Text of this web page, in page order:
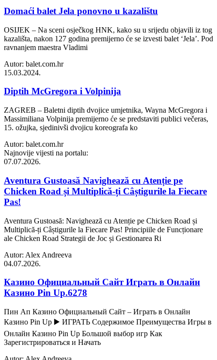
Domaći balet Jela ponovno u kazalištu
OSIJEK – Na sceni osječkog HNK, kako su u srijedu objavili iz tog
kazališta, nakon 127 godina premijerno će se izvesti balet ‘Jela’. Pod
ravnanjem maestra Vladimi
Autor: balet.com.hr
15.03.2024.
Diptih McGregora i Volpinija
ZAGREB – Baletni diptih dvojice umjetnika, Wayna McGregora i
Massimiliana Volpinija premijerno će se predstaviti publici večeras,
15. ožujka, sjedinivši dvojicu koreografa ko
Autor: balet.com.hr
Najnovije vijesti na portalu:
07.07.2026.
Aventura Gustoasă Navighează cu Atenție pe
Chicken Road și Multiplică-ți Câștigurile la Fiecare
Pas!
Aventura Gustoasă: Navighează cu Atenție pe Chicken Road și
Multiplică-ți Câștigurile la Fiecare Pas! Principiile de Funcționare
ale Chicken Road Strategii de Joc și Gestionarea Ri
Autor: Alex Andreeva
04.07.2026.
Казино Официальный Сайт Играть в Онлайн
Казино Pin Up.6278
Пин Ап Казино Официальный Сайт – Играть в Онлайн
Казино Pin Up ▶️ ИГРАТЬ Содержимое Преимущества Игры в
Онлайн Казино Pin Up Большой выбор игр Как
Зарегистрироваться и Начать